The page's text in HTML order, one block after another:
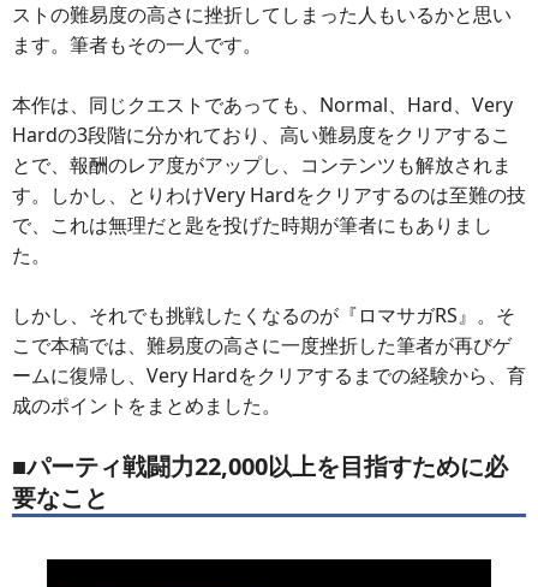
ストの難易度の高さに挫折してしまった人もいるかと思い
ます。筆者もその一人です。
本作は、同じクエストであっても、Normal、Hard、Very
Hardの3段階に分かれており、高い難易度をクリアするこ
とで、報酬のレア度がアップし、コンテンツも解放されま
す。しかし、とりわけVery Hardをクリアするのは至難の技
で、これは無理だと匙を投げた時期が筆者にもありまし
た。
しかし、それでも挑戦したくなるのが『ロマサガRS』。そ
こで本稿では、難易度の高さに一度挫折した筆者が再びゲ
ームに復帰し、Very Hardをクリアするまでの経験から、育
成のポイントをまとめました。
■パーティ戦闘力22,000以上を目指すために必
要なこと